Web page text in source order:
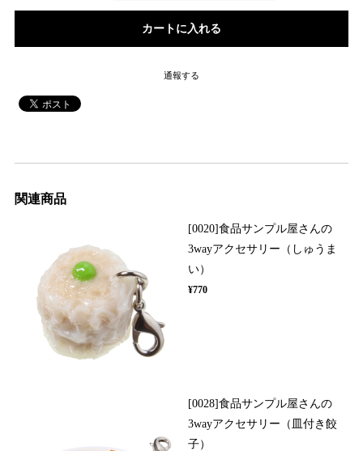
通報する
関連商品
[0020]食品サンプル屋さんの
3wayアクセサリー（しゅうま
い）
¥770
[0028]食品サンプル屋さんの
3wayアクセサリー（皿付き餃
子）